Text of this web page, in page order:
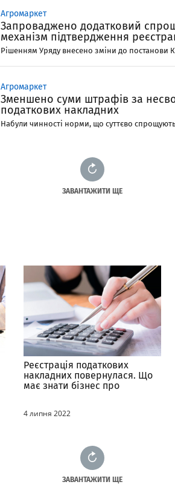
Агромаркет
Запроваджено додатковий
механізм підтвердження
Рішенням Уряду внесено зміни до постанови
Агромаркет
Зменшено суми штрафів за
податкових накладних
Набули чинності норми, що суттєво
ЗАВАНТАЖИТИ ЩЕ
Реєстрація податкових
накладних повернулася. Що
має знати бізнес про
4 липня 2022
ЗАВАНТАЖИТИ ЩЕ